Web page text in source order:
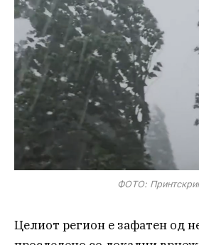
ФОТО:
Целиот регион е зафатен од